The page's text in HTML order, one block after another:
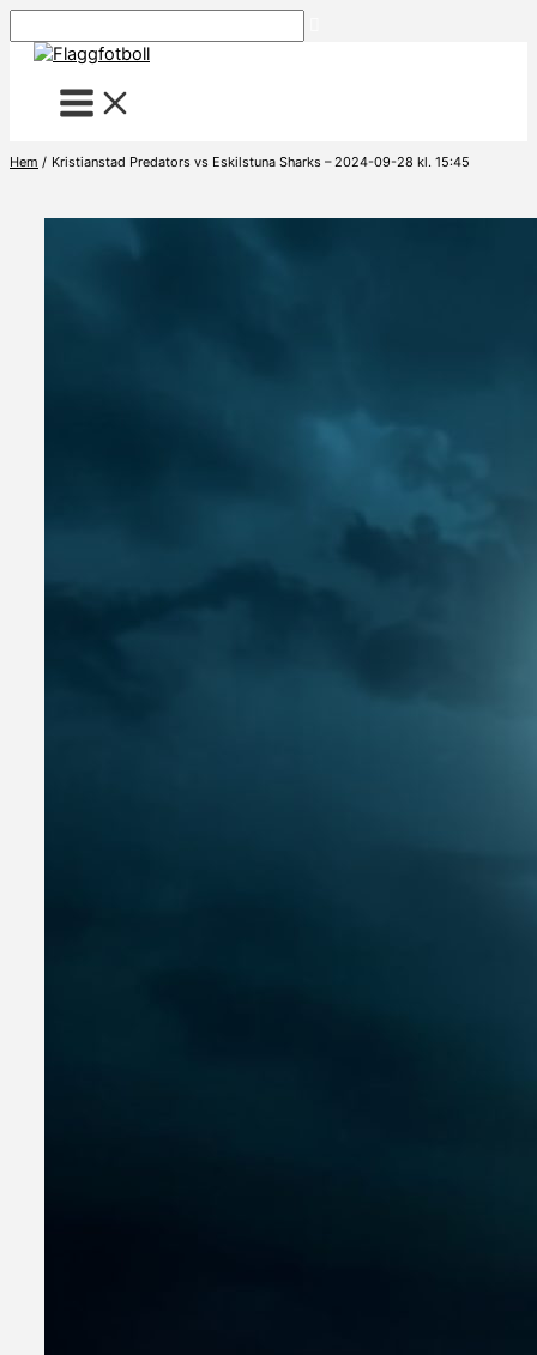
till
Hem Kristianstad Predators vs Eskilstuna Sharks – 2024-09-28 kl. 15:45